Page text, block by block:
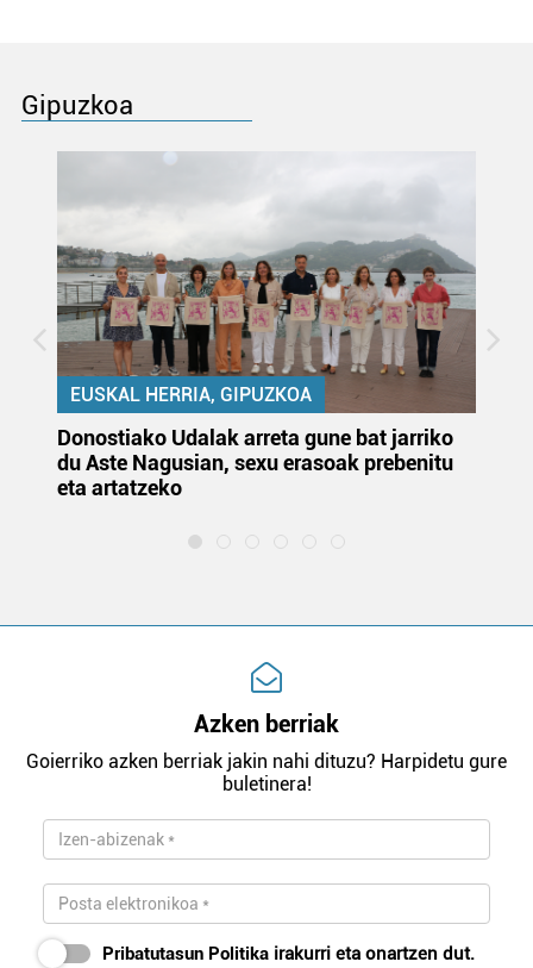
Gipuzkoa
EUSKAL HERRIA, GIPUZKOA
Donostiako Udalak arreta gune bat jarriko
du Aste Nagusian, sexu erasoak prebenitu
eta artatzeko
Azken berriak
Goierriko azken berriak jakin nahi dituzu? Harpidetu gure
buletinera!
Pribatutasun Politika irakurri eta onartzen dut.